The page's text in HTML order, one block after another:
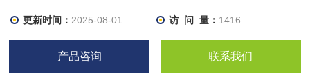
更新时间： 2025-08-01 访 问 量： 1416
产品咨询 联系我们